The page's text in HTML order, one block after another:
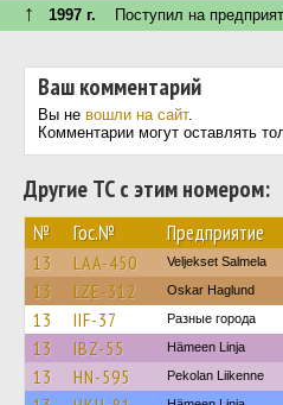
↑ 1997 г. Поступил на
Ваш комментарий
Вы не вошли на сайт.
Комментарии могут оставлять
Другие ТС с этим номером:
№ Гос.№ Предприятие
13 LAA-450 Veljekset Salmela
13 LZE-312 Oskar Haglund
13 IIF-37 Разные города
13 IBZ-55 Hämeen Linja
13 HN-595 Pekolan Liikenne